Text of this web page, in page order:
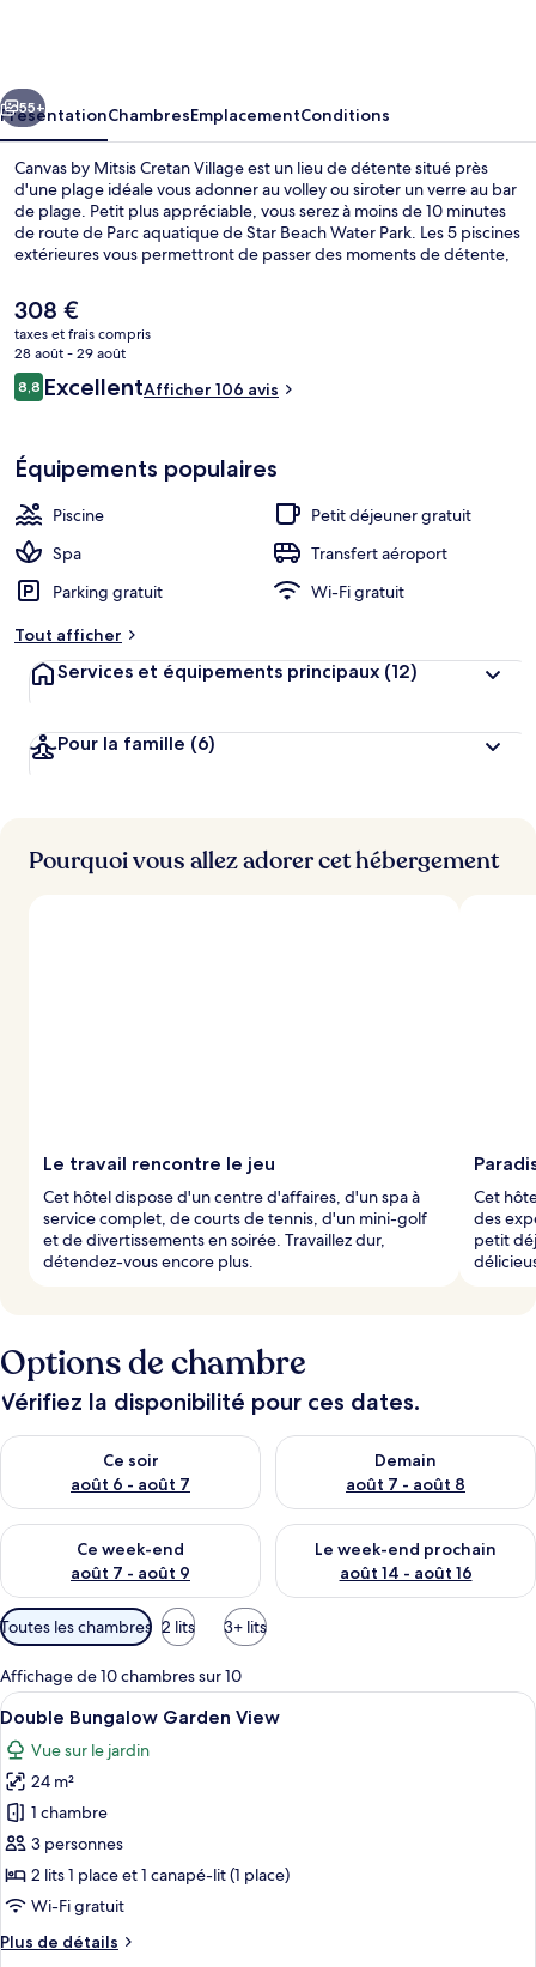
Village
Suivant
55+
PrésentationChambresEmplacementConditions
Canvas by Mitsis Cretan Village est un lieu de détente situé près
d'une plage idéale vous adonner au volley ou siroter un verre au bar
de plage. Petit plus appréciable, vous serez à moins de 10 minutes
de route de Parc aquatique de Star Beach Water Park. Les 5 piscines
extérieures vous permettront de passer des moments de détente,
des massages, des soins du visage et des soins corporels.
L'établissement Veranta, l'un des 3 restaurants, sert le déjeuner et le
dîner. Cet hôtel tout inclus abrite en outre 2 bars en bord de piscine,
un club pour enfants (gratuit) et une salle de fitness.
Le
prix
actuel
est
de
308 €
taxes et frais compris
28 août - 29 août
Avis
voyageurs
8,88,8 sur 10
ExcellentAfficher 106 avis
Équipements populaires
Piscine
Petit déjeuner gratuit
Spa
Transfert aéroport
Parking gratuit
Wi-Fi gratuit
Tout afficher
Services et équipements principaux (12)
Pour la famille (6)
Pourquoi vous allez adorer cet hébergement
Le travail rencontre le jeu
Cet hôtel dispose d'un centre d'affaires, d'un spa à
service complet, de courts de tennis, d'un mini-golf
et de divertissements en soirée. Travaillez dur,
détendez-vous encore plus.
Cet
des
petit
Options de chambre
Vérifiez la disponibilité pour ces dates.
Ce soir
août 6 - août 7
Vérifier la disponibilité pour ce soir août 6 - août 7
Demain
août 7 - août 8
Vérifier la disponibilité pour
Ce week-end
août 7 - août 9
Vérifier la disponibilité pour ce week-end août 7 - août 9
Le week-end prochain
août 14 - août 16
Vérifier la disponibilité pour
Filtres
disponibles
pour
les
chambres
Toutes les chambres 2 lits 3+ lits
Affichage de 10 chambres sur 10
Afficher
toutes
les
photos
pour
ce
type
de
chambre :
Double
Un espace extérieur aménagé,
8
Double Bungalow Garden View
Vue sur le jardin
24 m²
1 chambre
3 personnes
2 lits 1 place et 1 canapé-lit (1 place)
Wi-Fi gratuit
Plus de détails
Plus